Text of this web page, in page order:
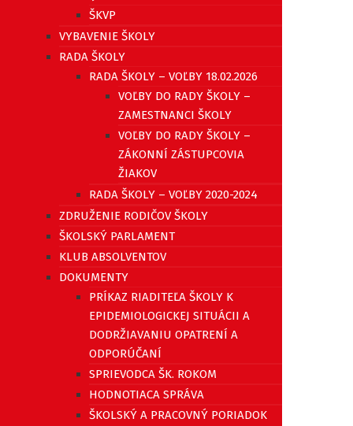
ŠKVP
VYBAVENIE ŠKOLY
RADA ŠKOLY
RADA ŠKOLY – VOĽBY 18.02.2026
VOĽBY DO RADY ŠKOLY –
ZAMESTNANCI ŠKOLY
VOĽBY DO RADY ŠKOLY –
ZÁKONNÍ ZÁSTUPCOVIA
ŽIAKOV
RADA ŠKOLY – VOĽBY 2020-2024
ZDRUŽENIE RODIČOV ŠKOLY
ŠKOLSKÝ PARLAMENT
KLUB ABSOLVENTOV
DOKUMENTY
PRÍKAZ RIADITEĽA ŠKOLY K
EPIDEMIOLOGICKEJ SITUÁCII A
DODRŽIAVANIU OPATRENÍ A
ODPORÚČANÍ
SPRIEVODCA ŠK. ROKOM
HODNOTIACA SPRÁVA
ŠKOLSKÝ A PRACOVNÝ PORIADOK